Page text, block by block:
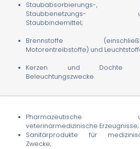
Staubabsorbierungs-,
Staubbenetzungs-
Staubbindemittel;
Brennstoffe
Motorentreibstoffe) und
Kerzen und Dochte
Beleuchtungszwecke.
Pharmazeutische
veterinärmedizinische Erzeugnisse;
Sanitärprodukte für
Zwecke;